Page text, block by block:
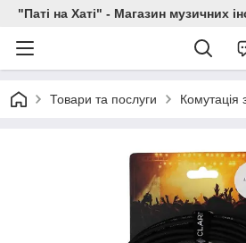
"Паті на Хаті" - Магазин музичних
Товари та послуги Комутація